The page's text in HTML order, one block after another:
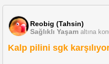
Reobig (Tahsin)
Sağlıklı Yaşam altına
Kalp pilini sgk